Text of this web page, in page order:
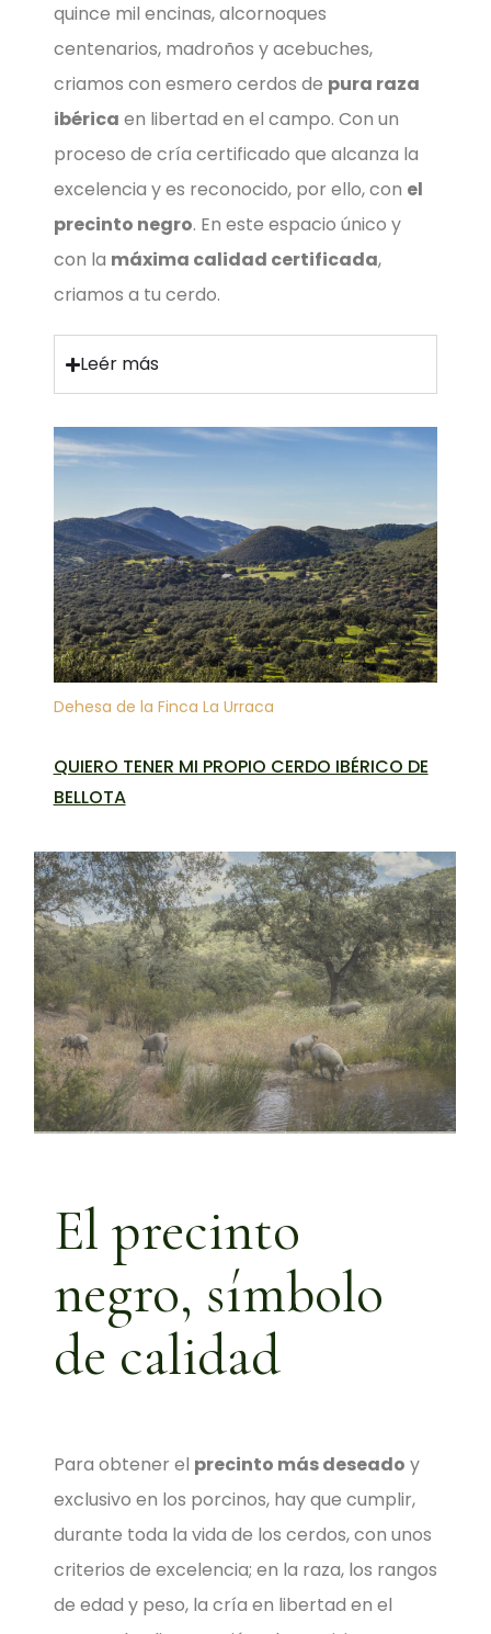
quince mil encinas, alcornoques
centenarios, madroños y acebuches,
criamos con esmero cerdos de pura raza
ibérica en libertad en el campo. Con un
proceso de cría certificado que alcanza la
excelencia y es reconocido, por ello, con el
precinto negro. En este espacio único y
con la máxima calidad certificada,
criamos a tu cerdo.
Leér más
Dehesa de la Finca La Urraca
QUIERO TENER MI PROPIO CERDO IBÉRICO DE
BELLOTA
El precinto
negro, símbolo
de calidad
Para obtener el precinto más deseado y
exclusivo en los porcinos, hay que cumplir,
durante toda la vida de los cerdos, con unos
criterios de excelencia; en la raza, los rangos
de edad y peso, la cría en libertad en el